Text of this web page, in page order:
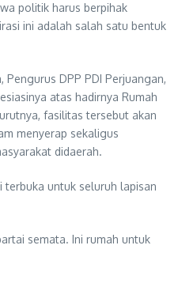
politik harus berpihak
ini adalah salah satu bentuk
DPP PDI Perjuangan,
atas hadirnya Rumah
fasilitas tersebut akan
menyerap sekaligus
didaerah.
terbuka untuk seluruh lapisan
semata. Ini rumah untuk